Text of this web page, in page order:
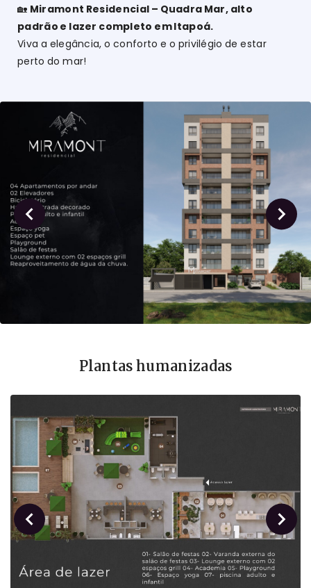
🏡 Miramont Residencial – Quadra Mar, alto
padrão e lazer completo em Itapoá.
Viva a elegância, o conforto e o privilégio de estar
perto do mar!
Plantas humanizadas